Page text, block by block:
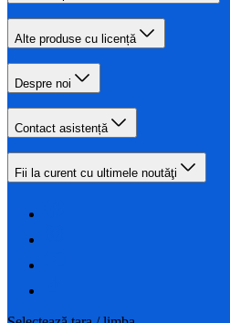
Alte produse cu licență
Despre noi
Contact asistență
Fii la curent cu ultimele noutăţi